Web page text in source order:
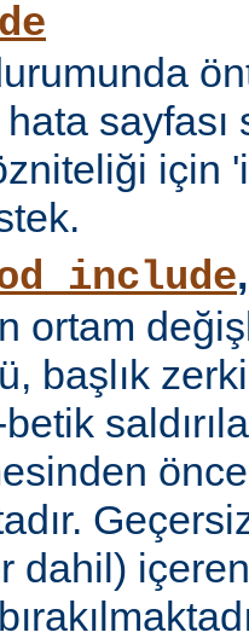
sayfası
için
ortam
başlık
dahil)